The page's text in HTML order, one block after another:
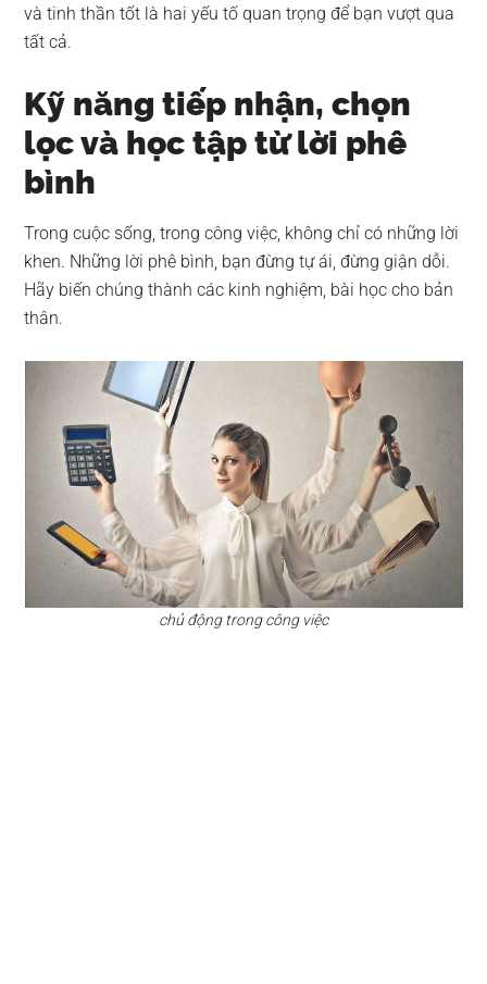
và tinh thần tốt là hai yếu tố quan trọng để bạn vượt qua
tất cả.
Kỹ năng tiếp nhận, chọn
lọc và học tập từ lời phê
bình
Trong cuộc sống, trong công việc, không chỉ có những lời
khen. Những lời phê bình, bạn đừng tự ái, đừng giận dỗi.
Hãy biến chúng thành các kinh nghiệm, bài học cho bản
thân.
chủ động trong công việc